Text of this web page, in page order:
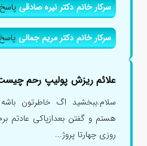
سرکار خانم دکتر نیره صادقی
سرکار خانم دکتر مریم جمالی
علائم ریزش پولیپ رحم
سلام.ببخشید اگ خاطرتون
هستم و گفتن بعدازپاکی عادتم
روزی چهارتا پروژ...